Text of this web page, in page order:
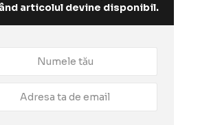
articolul devine disponibil.